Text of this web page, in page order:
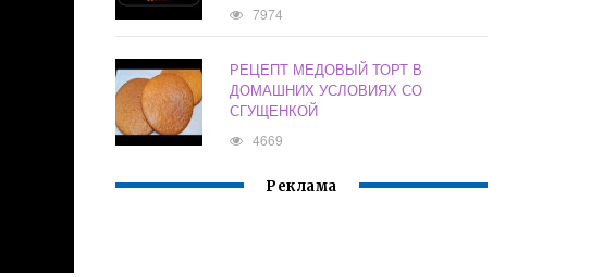
7974
РЕЦЕПТ МЕДОВЫЙ ТОРТ В
ДОМАШНИХ УСЛОВИЯХ СО
СГУЩЕНКОЙ
4669
Реклама